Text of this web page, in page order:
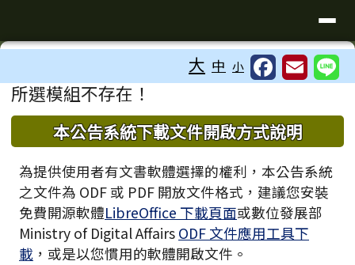
臺南市歸仁區文化國小全球資訊站
⏸
大 中 小
主內容區域
所選模組不存在！
下中區域內容
本公告系統下載文件開啟方式說明
為提供使用者有文書軟體選擇的權利，本公告系統
之文件為 ODF 或 PDF 開放文件格式，建議您安裝
免費開源軟體LibreOffice 下載頁面或數位發展部
Ministry of Digital Affairs ODF 文件應用工具下
載 ，或是以您慣用的軟體開啟文件。
頁尾區域